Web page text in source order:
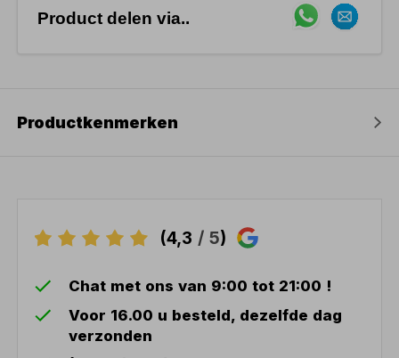
Product delen via..
Productkenmerken
(4,3 / 5)
Chat met ons van 9:00 tot 21:00 !
Voor 16.00 u besteld, dezelfde dag
verzonden